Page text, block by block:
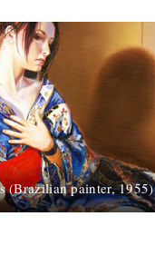
(Brazilian painter, 1955)